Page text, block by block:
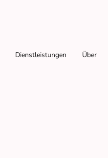
Dienstleistungen Über